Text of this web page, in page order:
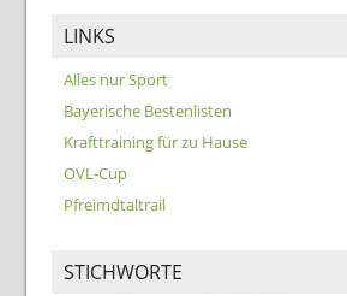
LINKS
Alles nur Sport
Bayerische Bestenlisten
Krafttraining für zu Hause
OVL-Cup
Pfreimdtaltrail
STICHWORTE